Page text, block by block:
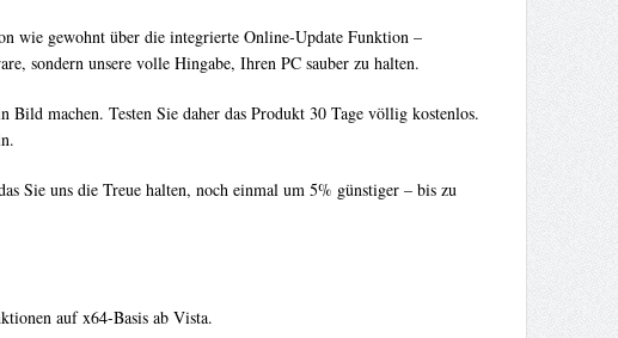
wie gewohnt über die integrierte Online-Update Funktion –
sondern unsere volle Hingabe, Ihren PC sauber zu halten.
machen. Testen Sie daher das Produkt 30 Tage völlig kostenlos.
Sie uns die Treue halten, noch einmal um 5% günstiger – bis zu
auf x64-Basis ab Vista.